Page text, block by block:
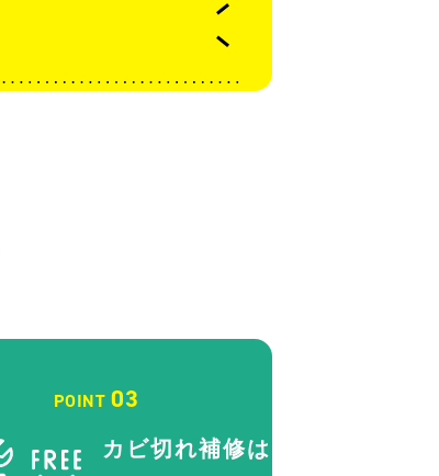
POINT 03
カビ切れ補修は